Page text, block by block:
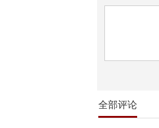
全部评论